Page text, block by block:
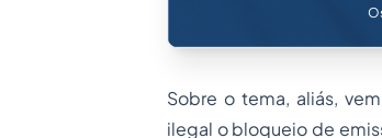
Sobre o tema, aliás,
ilegal o bloqueio de